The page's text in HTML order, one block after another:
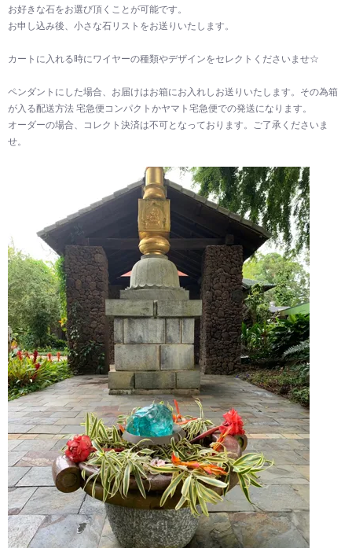
お好きな石をお選び頂くことが可能です。
お申し込み後、小さな石リストをお送りいたします。
カートに入れる時にワイヤーの種類やデザインをセレクトくださいませ☆
ペンダントにした場合、お届けはお箱にお入れしお送りいたします。その為箱
が入る配送方法 宅急便コンパクトかヤマト宅急便での発送になります。
オーダーの場合、コレクト決済は不可となっております。ご了承くださいま
せ。